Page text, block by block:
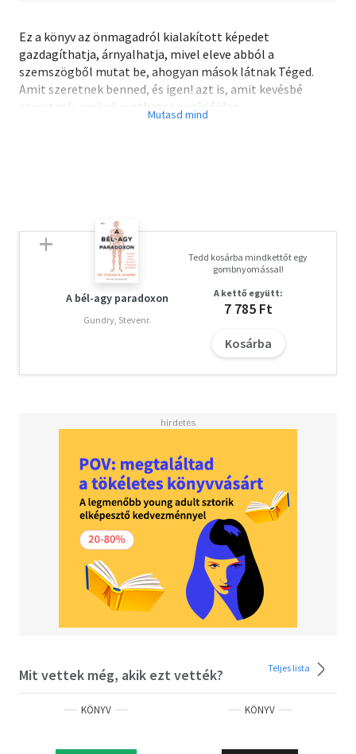
Ez a könyv az önmagadról kialakított képedet
gazdagíthatja, árnyalhatja, mivel eleve abból a
szemszögből mutat be, ahogyan mások látnak Téged.
Amit szeretnek benned, és igen! azt is, amit kevésbé
szeretnek, amivel ronthatsz pozícióidon,
szórakoztató, itt-ott csípősen őszinte tükör
szerepeidhez, kapcsolataidhoz, a másik fél viselkedésének
A bél-agy paradoxon
Gundry, Stevenr.
Tedd kosárba mindkettőt egy
gombnyomással!
A kettő együtt:
7 785 Ft
Kosárba
Mit vettek még, akik ezt vették? Teljes lista
KÖNYV KÖNYV